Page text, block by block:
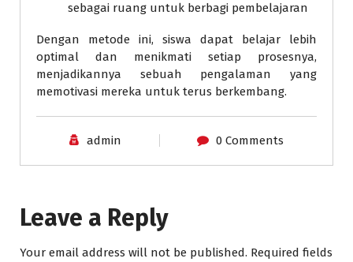
sebagai ruang untuk berbagi pembelajaran
Dengan metode ini, siswa dapat belajar lebih
optimal dan menikmati setiap prosesnya,
menjadikannya sebuah pengalaman yang
memotivasi mereka untuk terus berkembang.
admin 0 Comments
Leave a Reply
Your email address will not be published. Required fields